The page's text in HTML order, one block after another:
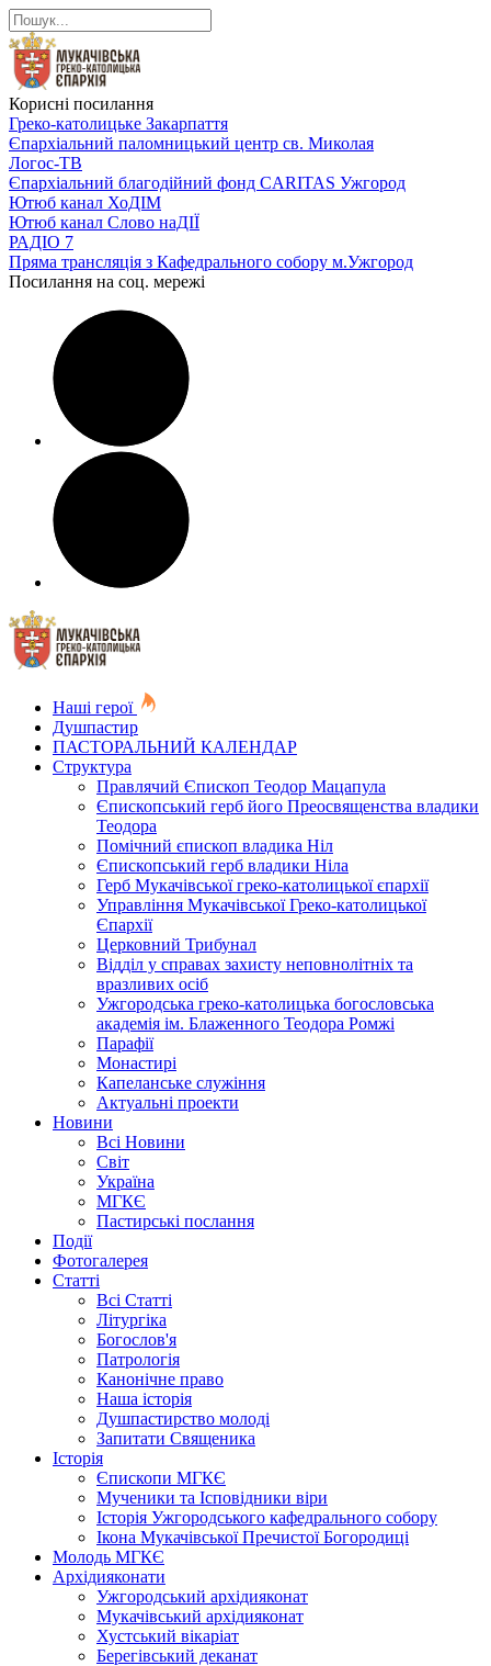
Корисні посилання
Греко-католицьке Закарпаття
Єпархіальний паломницький центр св. Миколая
Логос-ТВ
Єпархіальний благодійний фонд CARITAS Ужгород
Ютюб канал ХоДІМ
Ютюб канал Слово наДІЇ
РАДІО 7
Пряма трансляція з Кафедрального собору м.Ужгород
Посилання на соц. мережі
Наші герої
Душпастир
ПАСТОРАЛЬНИЙ КАЛЕНДАР
Структура
Правлячий Єпископ Теодор Мацапула
Єпископський герб його Преосвященства владики
Теодора
Помічний єпископ владика Ніл
Єпископський герб владики Ніла
Герб Мукачівської греко-католицької єпархії
Управління Мукачівської Греко-католицької
Єпархії
Церковний Трибунал
Відділ у справах захисту неповнолітніх та
вразливих осіб
Ужгородська греко-католицька богословська
академія ім. Блаженного Теодора Ромжі
Парафії
Монастирі
Капеланське служіння
Актуальні проекти
Новини
Всі Новини
Світ
Україна
МГКЄ
Пастирські послання
Події
Фотогалерея
Статті
Всі Статті
Літургіка
Богослов'я
Патрологія
Канонічне право
Наша історія
Душпастирство молоді
Запитати Священика
Історія
Єпископи МГКЄ
Мученики та Ісповідники віри
Історія Ужгородського кафедрального собору
Ікона Мукачівської Пречистої Богородиці
Молодь МГКЄ
Архідияконати
Ужгородський архідияконат
Мукачівський архідияконат
Хустський вікаріат
Берегівський деканат